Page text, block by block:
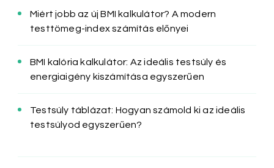
Miért jobb az új BMI kalkulátor? A modern
testtömeg-index számítás előnyei
BMI kalória kalkulátor: Az ideális testsúly és
energiaigény kiszámítása egyszerűen
Testsúly táblázat: Hogyan számold ki az ideális
testsúlyod egyszerűen?